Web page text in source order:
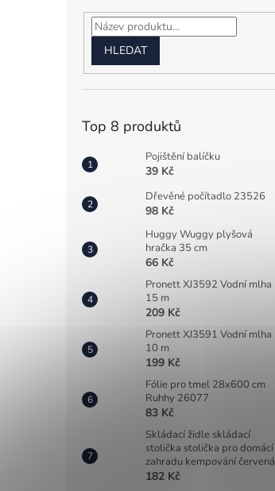
HLEDAT
Top 8 produktů
Pojištění balíčku
39 Kč
Dřevěné počítadlo 23526
98 Kč
Huggy Wuggy plyšová
hračka 35 cm
66 Kč
Pronett XJ3592 Vodní mlha
15 m
209 Kč
Pronett XJ3591 Vodní mlha
10 m
199 Kč
Fólie pro tmel 28x600 cm
Ruhhy 26077
83 Kč
Skládací židle skládací
stolička stolička pro domácí
zahradu kempování červená
182 Kč